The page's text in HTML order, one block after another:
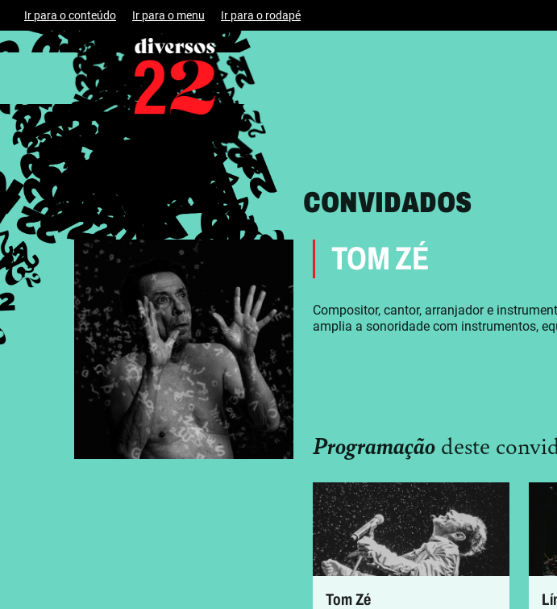
Ir para o conteúdo Ir para o menu Ir para o rodapé
CONVIDADOS
TOM ZÉ
Compositor, cantor, arranjador e
amplia a sonoridade com instrumentos,
Programaçãodeste
Tom Zé